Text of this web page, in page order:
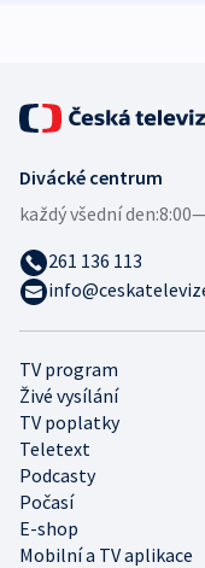
TV program
Živé vysílání
TV poplatky
Teletext
Podcasty
Počasí
E-shop
Mobilní a TV aplikace
Divácké centrum
každý všední den:
261 136 113